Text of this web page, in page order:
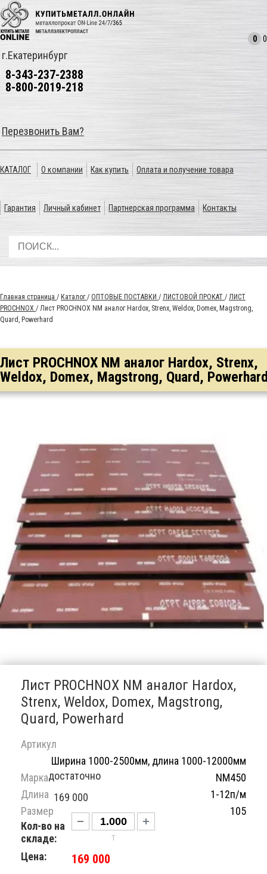
г.Екатеринбург
8-343-237-2388
8-800-2019-218
Перезвонить Вам?
0 0
КАТАЛОГ О компании Как купить Оплата и получение товара
Гарантия Личный кабинет Партнерская программа Контакты
Главная страница / Каталог / ОПТОВЫЕ ПОСТАВКИ / ЛИСТОВОЙ ПРОКАТ / ЛИСТ
PROCHNOX / Лист PROCHNOX NM аналог Hardox, Strenx, Weldox, Domex, Magstrong,
Quard, Powerhard
Лист PROCHNOX NM аналог Hardox, Strenx,
Weldox, Domex, Magstrong, Quard,
Лист PROCHNOX NM аналог Hardox,
Strenx, Weldox, Domex, Magstrong,
Quard, Powerhard
Артикул
Ширина 1000-2500мм, длина 1000-12000мм
Марка
NM450
Длина
1-12п/м
Размер
105
Кол-во на
складе:
достаточно
Цена:
169 000
т
169 000